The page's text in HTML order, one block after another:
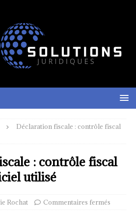
Déclaration fiscale : contrôle fiscal
: contrôle fiscal
utilisé
Rochat Commentaires fermés